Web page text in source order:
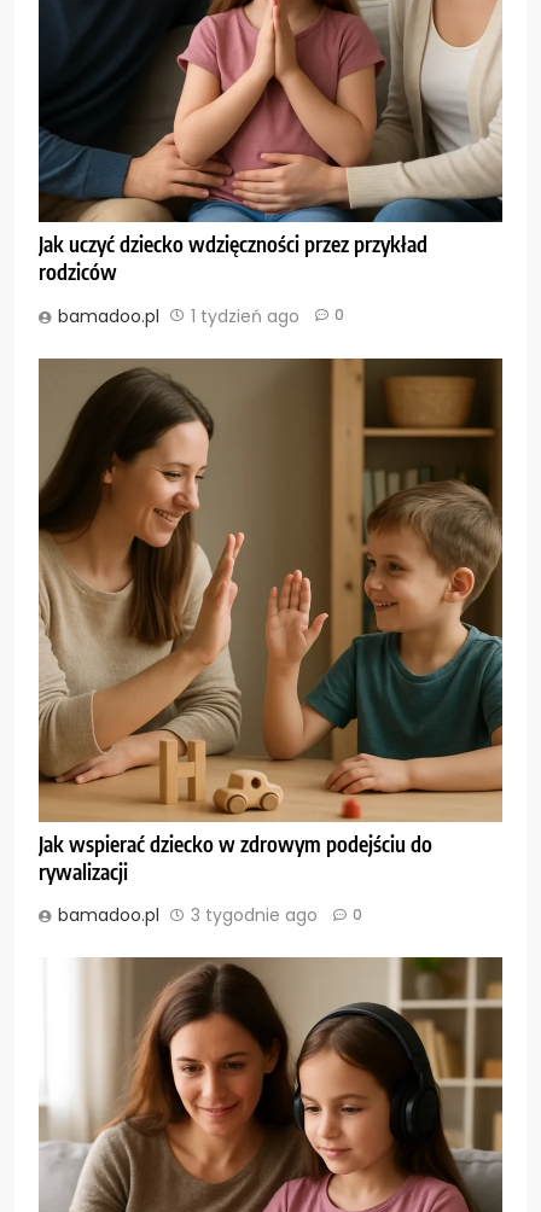
Jak uczyć dziecko wdzięczności przez przykład
rodziców
bamadoo.pl 1 tydzień ago 0
Jak wspierać dziecko w zdrowym podejściu do
rywalizacji
bamadoo.pl 3 tygodnie ago 0